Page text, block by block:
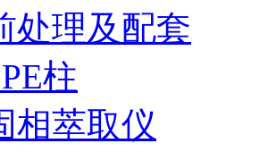
处理及配套
柱
相萃取仪